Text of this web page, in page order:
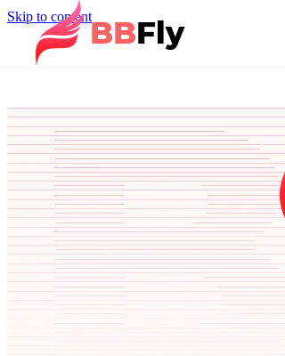
Skip to content